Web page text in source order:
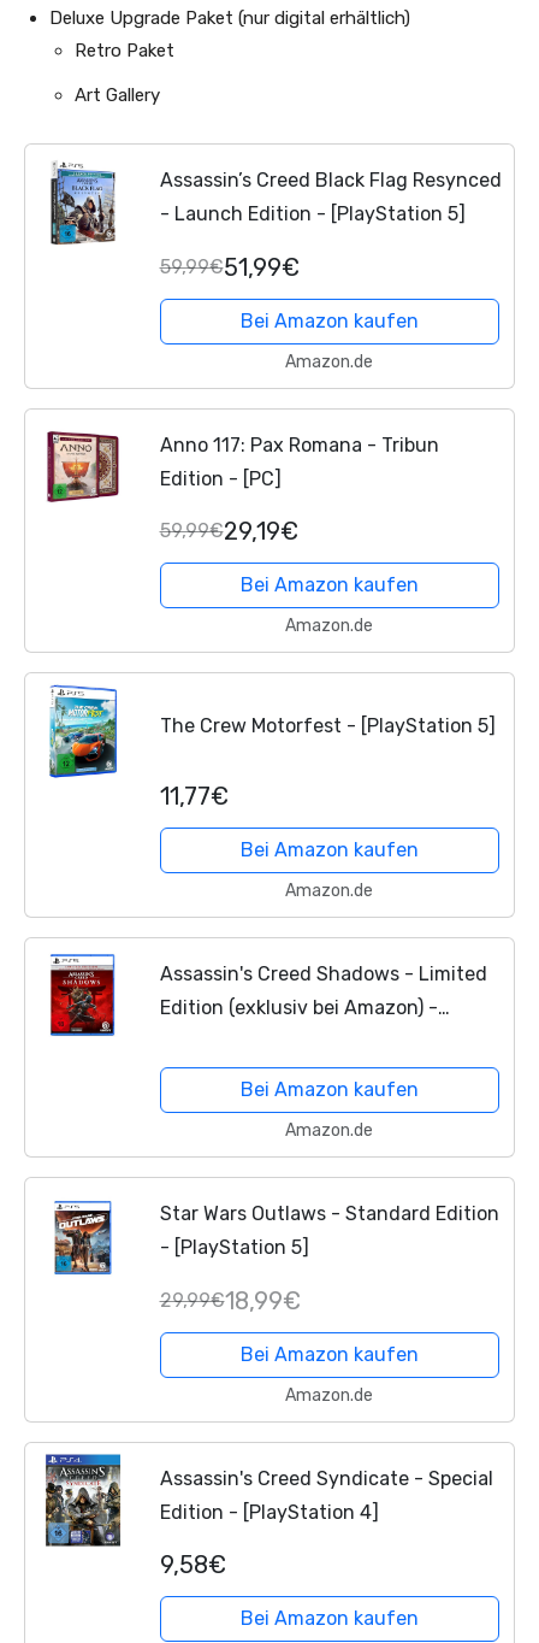
Deluxe Upgrade Paket (nur digital erhältlich)
Retro Paket
Art Gallery
Assassin’s Creed Black Flag Resynced
- Launch Edition - [PlayStation 5]
59,99€51,99€
Bei Amazon kaufen
Amazon.de
Anno 117: Pax Romana - Tribun
Edition - [PC]
59,99€29,19€
Bei Amazon kaufen
Amazon.de
The Crew Motorfest - [PlayStation 5]
11,77€
Bei Amazon kaufen
Amazon.de
Assassin's Creed Shadows - Limited
Edition (exklusiv bei Amazon) -
Bei Amazon kaufen
Amazon.de
Star Wars Outlaws - Standard Edition
- [PlayStation 5]
29,99€18,99€
Bei Amazon kaufen
Amazon.de
Assassin's Creed Syndicate - Special
Edition - [PlayStation 4]
9,58€
Bei Amazon kaufen